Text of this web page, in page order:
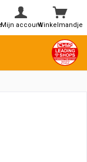
Winkelmandje
Mijn account